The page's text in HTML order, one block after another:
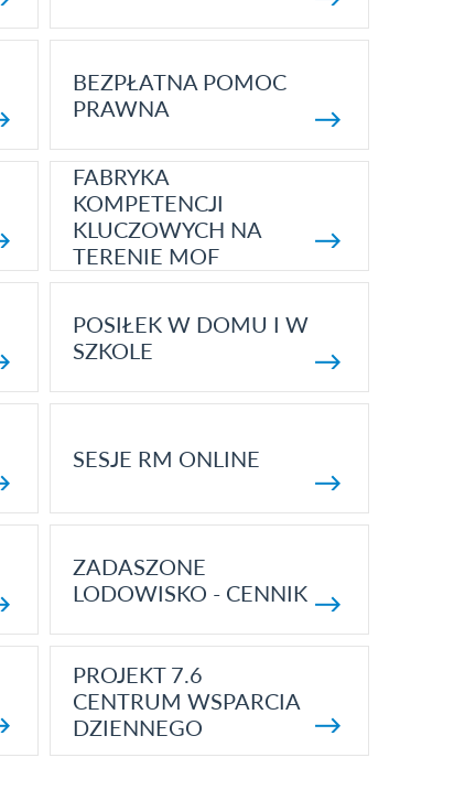
BEZPŁATNA POMOC
PRAWNA
FABRYKA
KOMPETENCJI
KLUCZOWYCH NA
TERENIE MOF
POSIŁEK W DOMU I W
SZKOLE
SESJE RM ONLINE
ZADASZONE
LODOWISKO - CENNIK
PROJEKT 7.6
CENTRUM WSPARCIA
DZIENNEGO